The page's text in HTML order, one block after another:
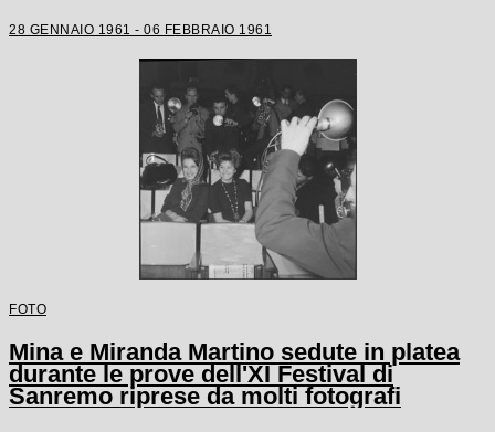
28 GENNAIO 1961 - 06 FEBBRAIO 1961
FOTO
Mina e Miranda Martino sedute in platea
durante le prove dell'XI Festival di
Sanremo riprese da molti fotografi